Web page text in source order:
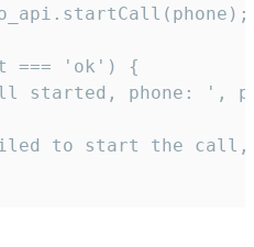
=== 'ok') {
started, phone: ',
to start the